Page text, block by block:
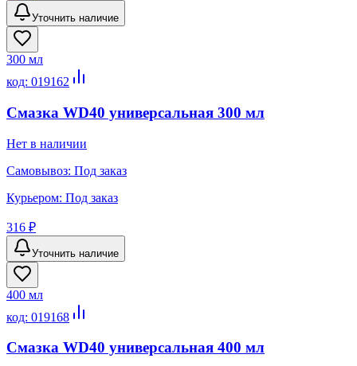
Уточнить наличие
300 мл
код: 019162
Смазка WD40 универсальная 300 мл
Нет в наличии
Самовывоз: Под заказ
Курьером: Под заказ
316 ₽
Уточнить наличие
400 мл
код: 019168
Смазка WD40 универсальная 400 мл